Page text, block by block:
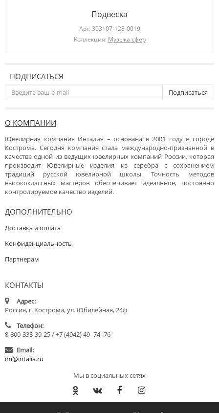
Подвеска
Арт. 303107-128-0019
Коллекция: Музыка сфер
ПОДПИСАТЬСЯ
Подписаться
О КОМПАНИИ
Ювелирная компания Инталия – основана в 2001 году в городе
Кострома. Сегодня компания стала международно-признанной в
качестве одной из ведущих ювелирных компаний России, которая
производит Ювелирные изделия из серебра с сохранением
традиций русской ювелирной школы. Точность методов
высококлассных мастеров обеспечивает идеальное, постоянно
контролируемое качество изделий.
ДОПОЛНИТЕЛЬНО
Доставка и оплата
Конфиденциальность
Партнерам
КОНТАКТЫ
Адрес:
Россия, г. Кострома, ул. Юбилейная, 24ф
Телефон:
8-800-333-39-25 / +7 (4942) 49‒74‒76
Email:
im@intalia.ru
Мы в социальных сетях